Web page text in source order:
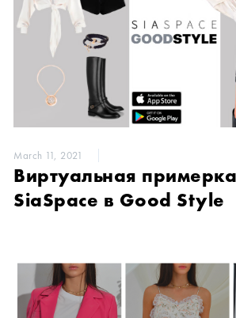
March 11, 2021
Виртуальная
SiaSpace в Good Style